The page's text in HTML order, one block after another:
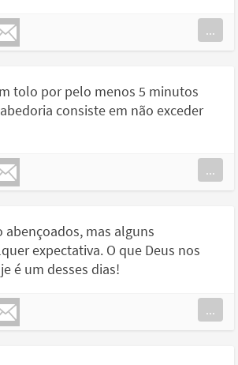
...
tolo por pelo menos 5 minutos
consiste em não exceder
...
abençoados, mas alguns
expectativa. O que Deus nos
é um desses dias!
...